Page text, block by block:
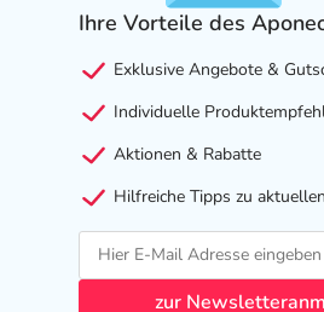
Ihre Vorteile des
Exklusive Angebote &
Individuelle
Aktionen & Rabatte
Hilfreiche Tipps zu
zur